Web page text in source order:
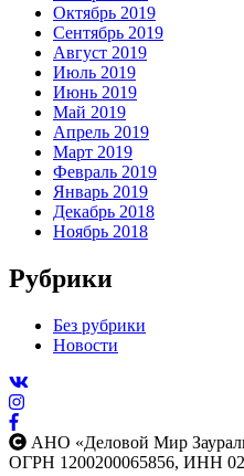
Октябрь 2019
Сентябрь 2019
Август 2019
Июль 2019
Июнь 2019
Май 2019
Апрель 2019
Март 2019
Февраль 2019
Январь 2019
Декабрь 2018
Ноябрь 2018
Рубрики
Без рубрики
Новости
АНО «Деловой Мир
ОГРН 1200200065856, ИНН